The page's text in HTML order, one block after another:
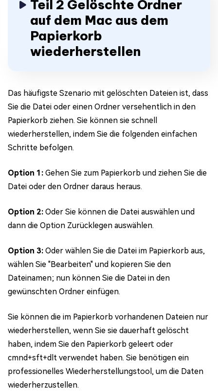
Teil 2 Gelöschte Ordner
auf dem Mac aus dem
Papierkorb
wiederherstellen
Das häufigste Szenario mit gelöschten Dateien ist, dass
Sie die Datei oder einen Ordner versehentlich in den
Papierkorb ziehen. Sie können sie schnell
wiederherstellen, indem Sie die folgenden einfachen
Schritte befolgen.
Option 1: Gehen Sie zum Papierkorb und ziehen Sie die
Datei oder den Ordner daraus heraus.
Option 2: Oder Sie können die Datei auswählen und
dann die Option Zurücklegen auswählen.
Option 3: Oder wählen Sie die Datei im Papierkorb aus,
wählen Sie "Bearbeiten" und kopieren Sie den
Dateinamen; nun können Sie die Datei in den
gewünschten Ordner einfügen.
Sie können die im Papierkorb vorhandenen Dateien nur
wiederherstellen, wenn Sie sie dauerhaft gelöscht
haben, indem Sie den Papierkorb geleert oder
cmnd+sft+dlt verwendet haben. Sie benötigen ein
professionelles Wiederherstellungstool, um die Daten
wiederherzustellen.